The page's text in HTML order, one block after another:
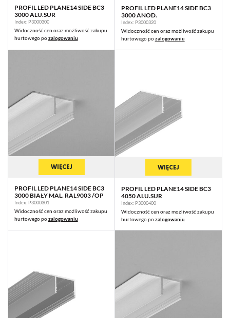
PROFIL LED PLANE14 SIDE BC3
3000 ALU.SUR
Index: P3000300
Widoczność cen oraz możliwość zakupu
hurtowego pozalogowaniu
PROFIL LED PLANE14 SIDE BC3
3000 ANOD.
Index: P3000320
Widoczność cen oraz możliwość zakupu
hurtowego pozalogowaniu
WIĘCEJ
PROFIL LED PLANE14 SIDE BC3
3000 BIAŁY MAL. RAL9003 /OP
Index: P3000301
Widoczność cen oraz możliwość zakupu
hurtowego pozalogowaniu
WIĘCEJ
PROFIL LED PLANE14 SIDE BC3
4050 ALU.SUR
Index: P3000400
Widoczność cen oraz możliwość zakupu
hurtowego pozalogowaniu